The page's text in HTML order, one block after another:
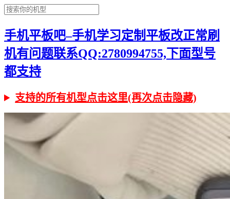
手机平板吧–手机学习定制平板改正常刷
机有问题联系QQ:2780994755,下面型号
都支持
支持的所有机型点击这里(再次点击隐藏)